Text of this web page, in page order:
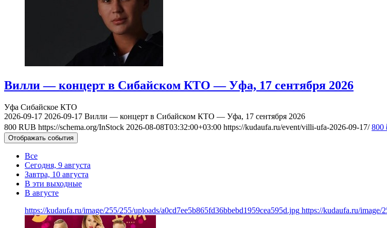
Вилли — концерт в Сибайском КТО — Уфа, 17 сентября 2026
Уфа Сибайское КТО
2026-09-17 2026-09-17 Вилли — концерт в Сибайском КТО — Уфа, 17 сентября 2026
800 RUB https://schema.org/InStock 2026-08-08T03:32:00+03:00 https://kudaufa.ru/event/villi-ufa-2026-09-17/ 800
Отображать события
Все
Сегодня, 9 августа
Завтра, 10 августа
В эти выходные
В августе
https://kudaufa.ru/image/255/255/uploads/a0cd7ee5b865fd36bbebd1959cea595d.jpg https://kudaufa.ru/image/